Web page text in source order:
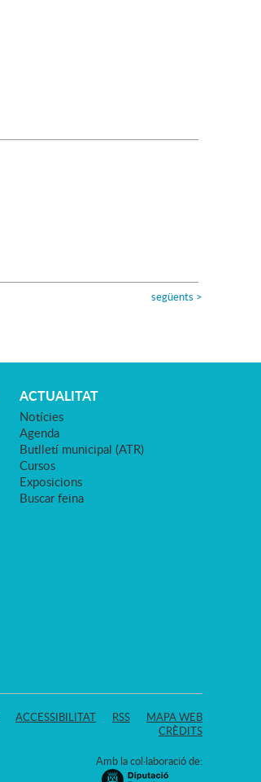
següents >
ACTUALITAT
Notícies
Agenda
Butlletí municipal (ATR)
Cursos
Exposicions
Buscar feina
ACCESSIBILITAT RSS
MAPA WEB
CRÈDITS
Amb la col·laboració de: